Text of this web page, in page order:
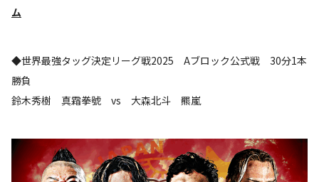
ム
◆世界最強タッグ決定リーグ戦2025 Aブロック公式戦 30分1本
勝負
鈴木秀樹 真霜拳號 vs 大森北斗 羆嵐